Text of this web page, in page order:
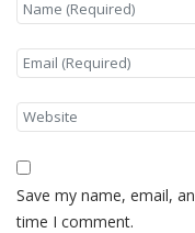
Save my name, email,
time I comment.